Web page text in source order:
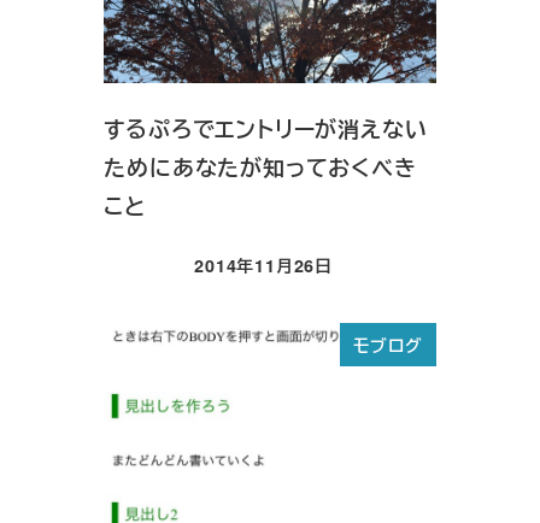
するぷろでエントリーが消えない
ためにあなたが知っておくべき
こと
投稿日
2014年11月26日
モブログ